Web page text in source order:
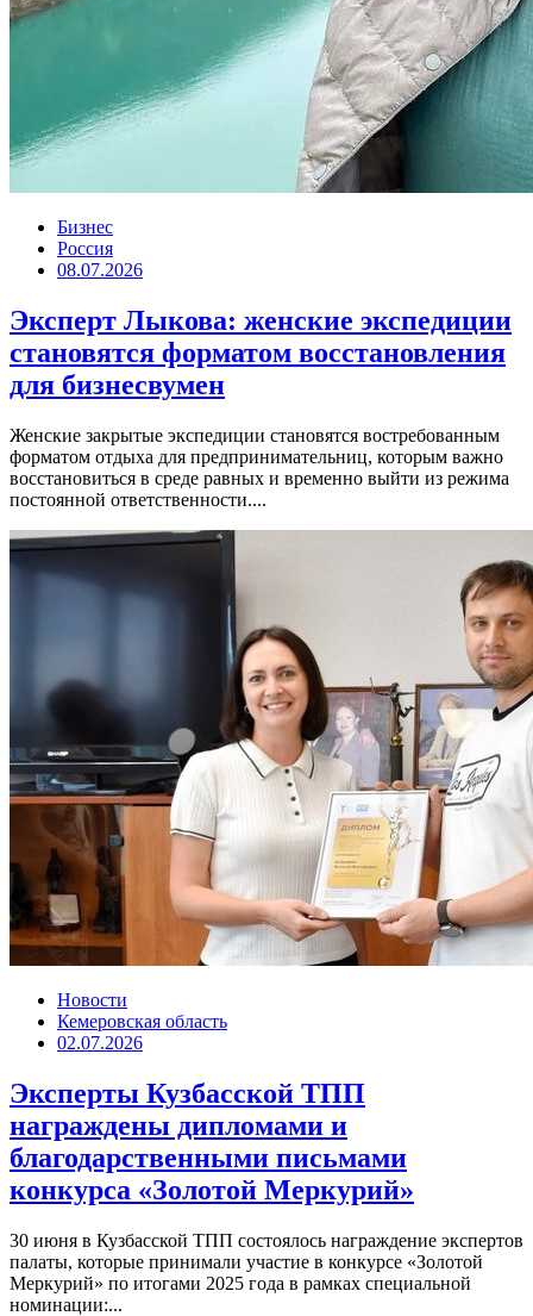
Бизнес
Россия
08.07.2026
Эксперт Лыкова: женские экспедиции
становятся форматом восстановления
для бизнесвумен
Женские закрытые экспедиции становятся востребованным
форматом отдыха для предпринимательниц, которым важно
восстановиться в среде равных и временно выйти из режима
постоянной ответственности....
Новости
Кемеровская область
02.07.2026
Эксперты Кузбасской ТПП
награждены дипломами и
благодарственными письмами
конкурса «Золотой Меркурий»
30 июня в Кузбасской ТПП состоялось награждение экспертов
палаты, которые принимали участие в конкурсе «Золотой
Меркурий» по итогами 2025 года в рамках специальной
номинации:...